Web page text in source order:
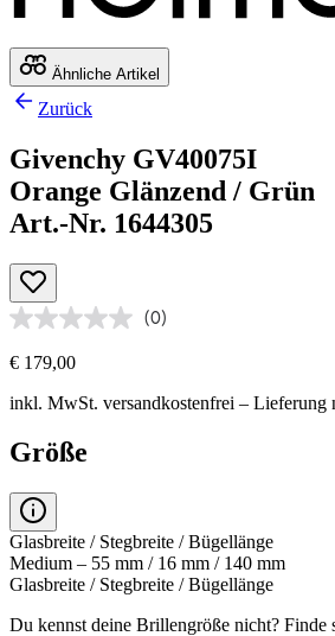
Ähnliche Artikel
Zurück
Givenchy GV40075I
Orange Glänzend / Grün
Art.-Nr. 1644305
(0)
€ 179,00
inkl. MwSt. versandkostenfrei – Lieferung
Größe
Glasbreite / Stegbreite / Bügellänge
Medium – 55 mm / 16 mm / 140 mm
Glasbreite / Stegbreite / Bügellänge
Du kennst deine Brillengröße nicht? Finde